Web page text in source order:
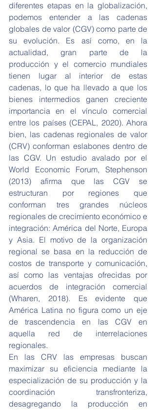
diferentes etapas en la globalización,
podemos entender a las cadenas
globales de valor (CGV) como parte de
su evolución. Es así como, en la
actualidad, gran parte de la
producción y el comercio mundiales
tienen lugar al interior de estas
cadenas, lo que ha llevado a que los
bienes intermedios ganen creciente
importancia en el vínculo comercial
entre los países (CEPAL, 2020). Ahora
bien, las cadenas regionales de valor
(CRV) conforman eslabones dentro de
las CGV. Un estudio avalado por el
World Economic Forum, Stephenson
(2013) afirma que las CGV se
estructuran por regiones que
conforman tres grandes núcleos
regionales de crecimiento económico e
integración: América del Norte, Europa
y Asia. El motivo de la organización
regional se basa en la reducción de
costos de transporte y comunicación,
así como las ventajas ofrecidas por
acuerdos de integración comercial
(Wharen, 2018). Es evidente que
América Latina no figura como un eje
de trascendencia en las CGV en
aquella red de interrelaciones
regionales.
En las CRV las empresas buscan
maximizar su eficiencia mediante la
especialización de su producción y la
coordinación transfronteriza,
desagregando la producción en